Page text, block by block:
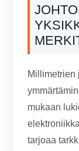
Millimetrien
mukaan
tarjoaa